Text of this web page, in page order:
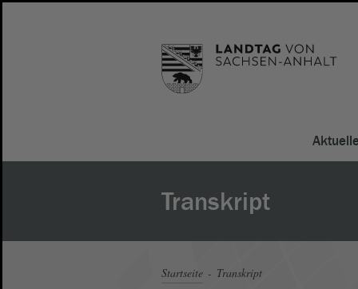
Transkript
Startseite Transkript